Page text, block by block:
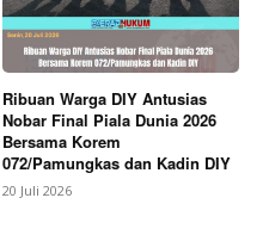
Ribuan Warga DIY Antusias
Nobar Final Piala Dunia 2026
Bersama Korem
072/Pamungkas dan Kadin DIY
20 Juli 2026